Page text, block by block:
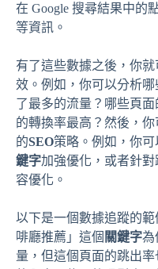
在 Google 搜尋結果中的
等資訊。
有了這些數據之後，你
效。例如，你可以分析哪
了最多的流量？哪些頁
的轉換率最高？然後，
的SEO策略。例如，你
鍵字加強優化，或者針
容優化。
以下是一個數據追蹤的
啡廳推薦」這個 關鍵字為
量，但這個頁面的跳出